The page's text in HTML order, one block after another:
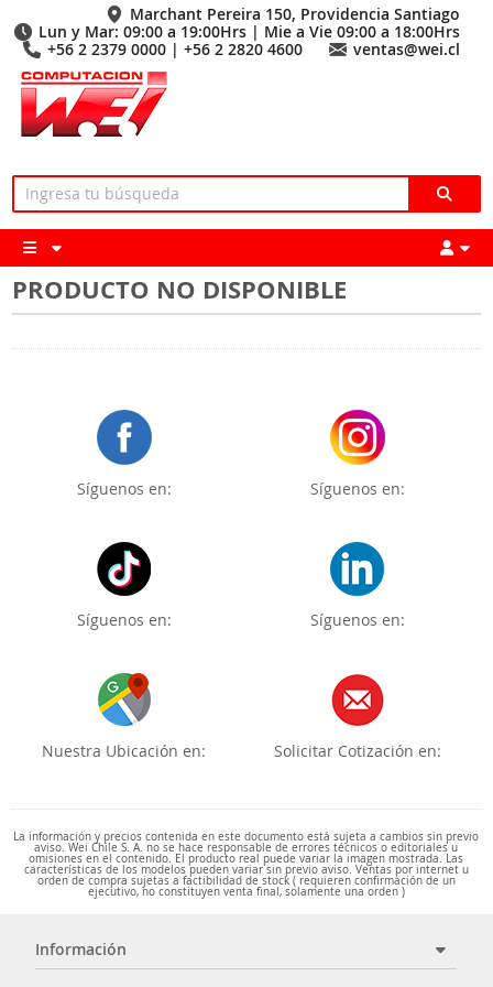
Marchant Pereira 150, Providencia Santiago
Lun y Mar: 09:00 a 19:00Hrs | Mie a Vie 09:00 a 18:00Hrs
+56 2 2379 0000 | +56 2 2820 4600
ventas@wei.cl
PRODUCTO NO DISPONIBLE
Síguenos en: Síguenos en:
Síguenos en: Síguenos en:
Nuestra Ubicación en: Solicitar Cotización en:
La información y precios contenida en este documento está sujeta a cambios sin previo
aviso. Wei Chile S. A. no se hace responsable de errores técnicos o editoriales u
omisiones en el contenido. El producto real puede variar la imagen mostrada. Las
características de los modelos pueden variar sin previo aviso. Ventas por internet u
orden de compra sujetas a factibilidad de stock ( requieren confirmación de un
ejecutivo, no constituyen venta final, solamente una orden )
Información